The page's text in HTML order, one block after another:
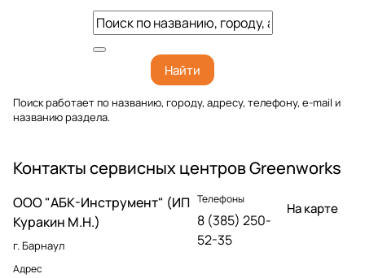
Найти
Поиск работает по названию, городу, адресу, телефону, e-mail и
названию раздела.
Контакты сервисных центров Greenworks
OOO "АБК-Инструмент" (ИП
Куракин М.Н.)
г. Барнаул
Адрес
Телефоны
8 (385) 250-
52-35
На карте